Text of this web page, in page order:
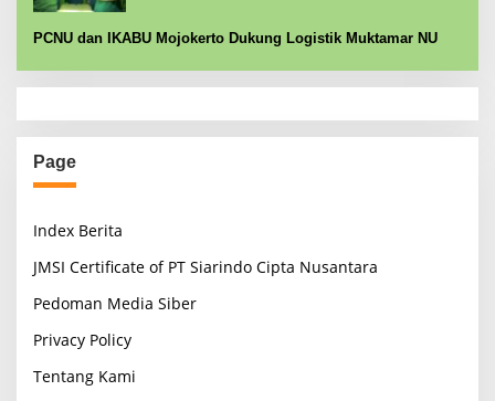
PCNU dan IKABU Mojokerto Dukung Logistik Muktamar NU
Page
Index Berita
JMSI Certificate of PT Siarindo Cipta Nusantara
Pedoman Media Siber
Privacy Policy
Tentang Kami